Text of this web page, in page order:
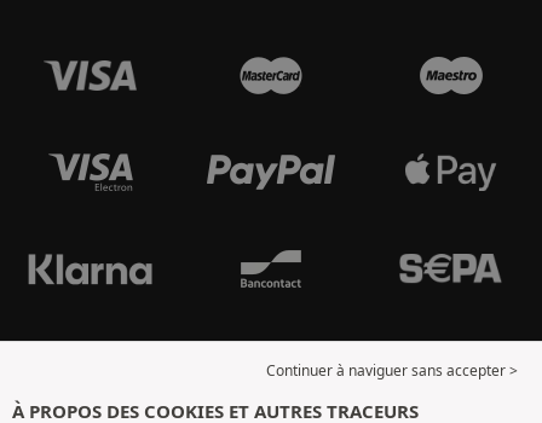
Continuer à naviguer sans accepter >
À PROPOS DES COOKIES ET AUTRES TRACEURS